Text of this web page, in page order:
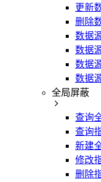
更新
删除
数据
数据
数据
数据
全局屏蔽
查询
查询
新建
修改
删除